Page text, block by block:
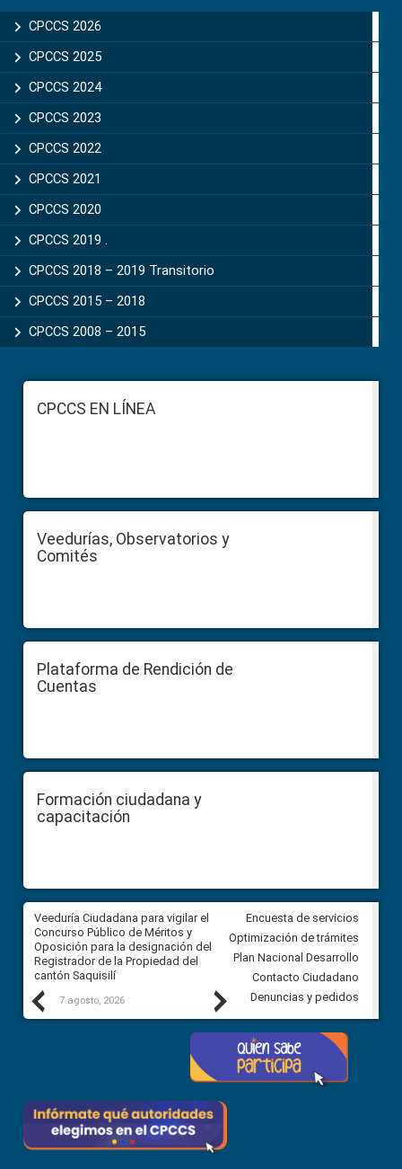
Sidebar
CPCCS 2026
CPCCS 2025
CPCCS 2024
CPCCS 2023
CPCCS 2022
CPCCS 2021
CPCCS 2020
CPCCS 2019 .
CPCCS 2018 – 2019 Transitorio
CPCCS 2015 – 2018
CPCCS 2008 – 2015
FooterCPCCS EN LÍNEA
Veedurías, Observatorios y
Comités
Plataforma de Rendición de
Cuentas
Formación ciudadana y
capacitación
Previous
Veeduría Ciudadana para vigilar el
Concurso Público de Méritos y
Oposición para la designación del
Registrador de la Propiedad del
cantón Saquisilí
7 agosto, 2026
Veeduría Ciudadana para
construcción del asfaltado de
Ballenita del cantón Santa
7 agosto, 2026
Next
Encuesta de servicios
Optimización de trámites
Plan Nacional Desarrollo
Contacto Ciudadano
Denuncias y pedidos